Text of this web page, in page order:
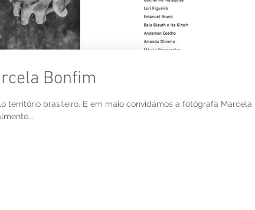
Bonfim
território brasileiro. E em maio convidamos a fotógrafa Marcela